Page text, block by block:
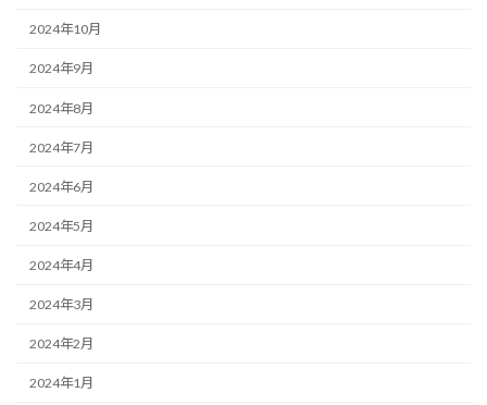
2024年10月
2024年9月
2024年8月
2024年7月
2024年6月
2024年5月
2024年4月
2024年3月
2024年2月
2024年1月